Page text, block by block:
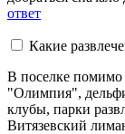
ответ
Какие
В поселке помимо
"Олимпия",
клубы, парки
Витязевский